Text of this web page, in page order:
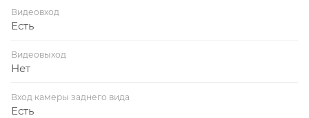
Видеовход
Есть
Видеовыход
Нет
Вход камеры заднего вида
Есть